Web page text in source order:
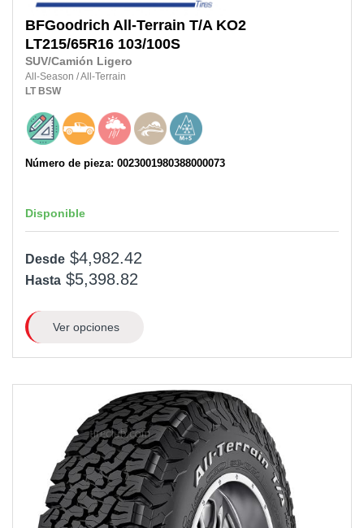
BFGoodrich All-Terrain T/A KO2
LT215/65R16 103/100S
SUV/Camión Ligero
All-Season /All-Terrain
LT BSW
Número de pieza: 0023001980388000073
Disponible
Desde $4,982.42
Hasta $5,398.82
Ver opciones